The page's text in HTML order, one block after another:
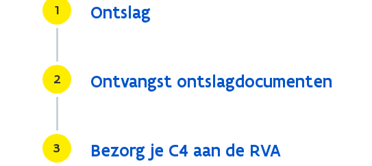
Stap
1 Ontslag
Stap
2 Ontvangst ontslagdocumenten
Stap
3 Bezorg je C4 aan de RVA